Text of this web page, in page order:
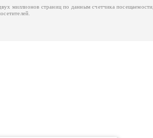
миллионов страниц по данным счетчика посещаемости,